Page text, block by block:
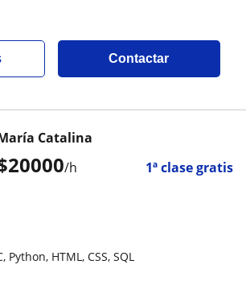
Contactar
20000/h 1ª clase gratis
Catalina
HTML, CSS, SQL